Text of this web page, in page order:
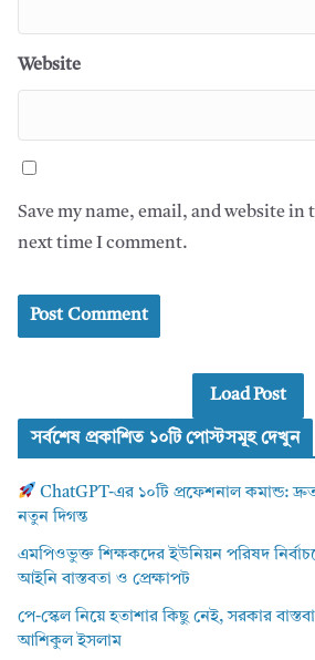
Website
Save my name, email, and website
next time I comment.
Load Post
সর্বশেষ প্রকাশিত ১০টি পোস্টসমূহ দেখুন
ChatGPT-এর ১০টি প্রফেশনাল কমান্ড:
নতুন দিগন্ত
এমপিওভুক্ত শিক্ষকদের ইউনিয়ন পরিষদ
আইনি বাস্তবতা ও প্রেক্ষাপট
পে-স্কেল নিয়ে হতাশার কিছু নেই, সরকার
আশিকুল ইসলাম